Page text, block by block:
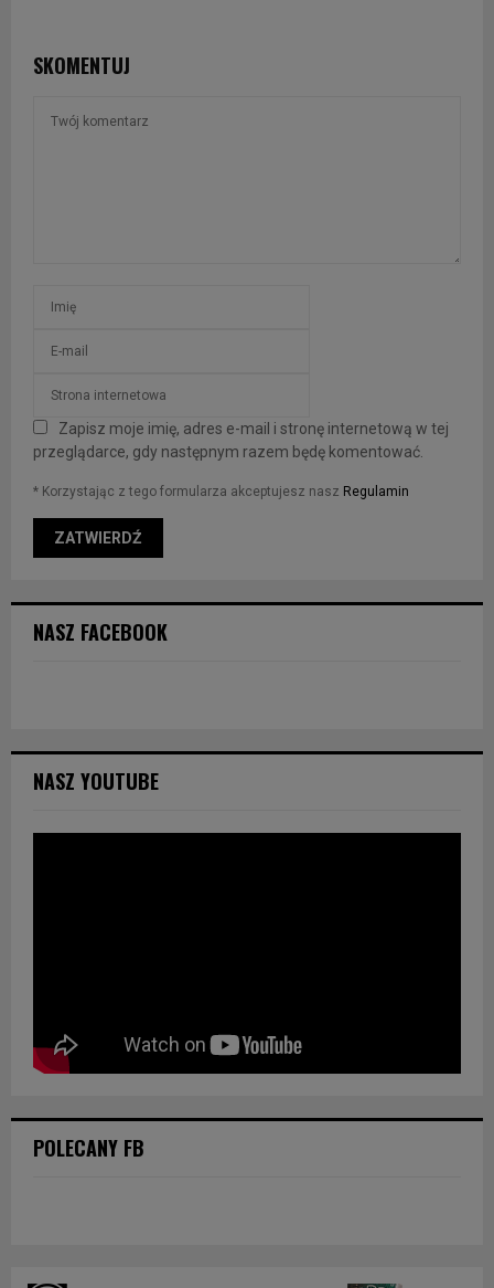
SKOMENTUJ
Zapisz moje imię, adres e-mail i stronę internetową w tej
przeglądarce, gdy następnym razem będę komentować.
* Korzystając z tego formularza akceptujesz nasz Regulamin
NASZ FACEBOOK
NASZ YOUTUBE
POLECANY FB